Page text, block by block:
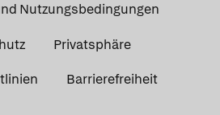
Nutzungsbedingungen
Privatsphäre
Barrierefreiheit